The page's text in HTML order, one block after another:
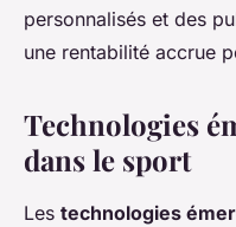
personnalisés et des
une rentabilité accrue
Technologies
dans le sport
Les technologies